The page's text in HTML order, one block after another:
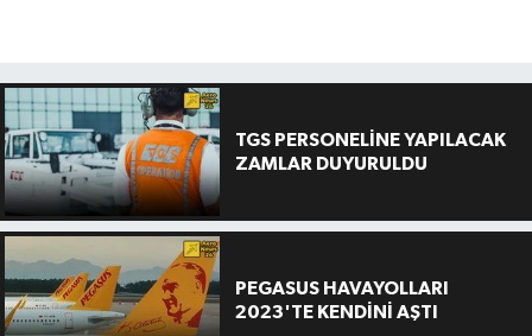
TGS PERSONELİNE YAPILACAK
ZAMLAR DUYURULDU
PEGASUS HAVAYOLLARI
2023'TE KENDİNİ AŞTI